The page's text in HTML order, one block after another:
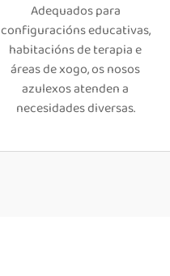
Adequados para
configuracións educativas,
habitacións de terapia e
áreas de xogo, os nosos
azulexos atenden a
necesidades diversas.